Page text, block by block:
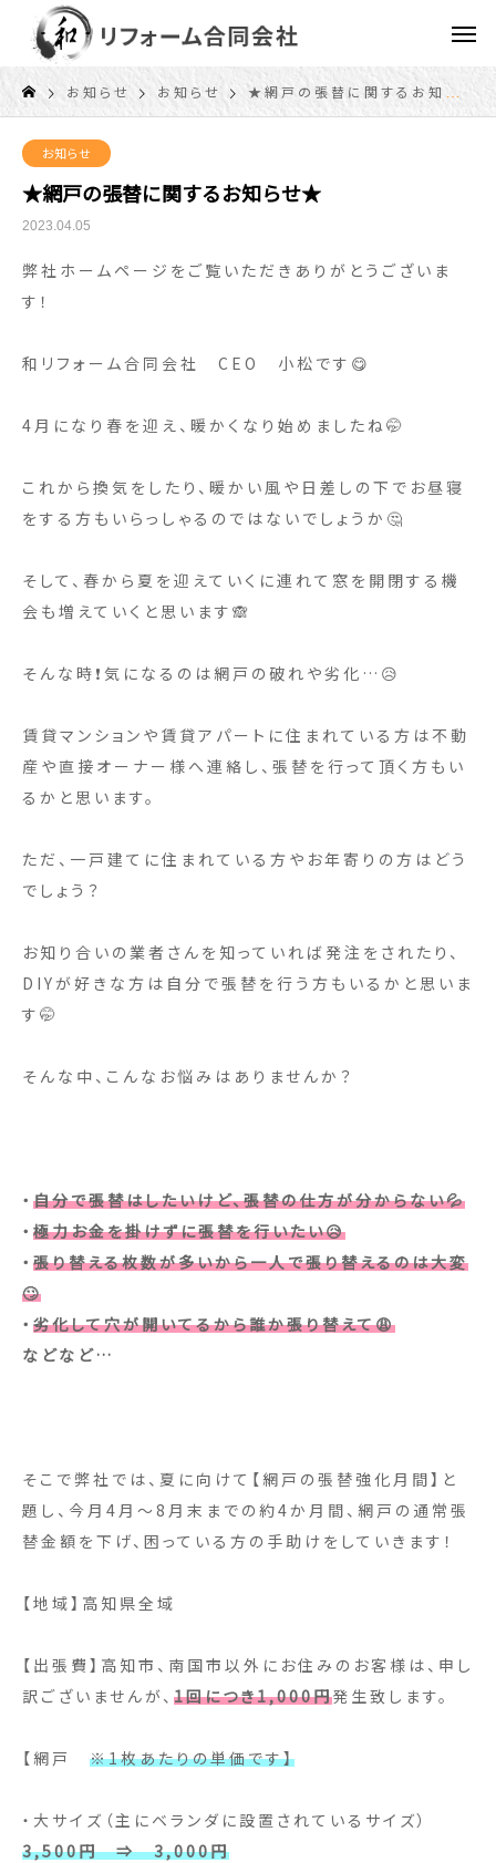
お知らせ お知らせ ★網戸の張替に関するお知らせ★
お知らせ
★網戸の張替に関するお知らせ★
2023.04.05
弊社ホームページをご覧いただきありがとうございま
す！
和リフォーム合同会社 CEO 小松です😋
4月になり春を迎え、暖かくなり始めましたね🤭
これから換気をしたり、暖かい風や日差しの下でお昼寝
をする方もいらっしゃるのではないでしょうか🤔
そして、春から夏を迎えていくに連れて窓を開閉する機
会も増えていくと思います🙈
そんな時❗気になるのは網戸の破れや劣化…😥
賃貸マンションや賃貸アパートに住まれている方は不動
産や直接オーナー様へ連絡し、張替を行って頂く方もい
るかと思います。
ただ、一戸建てに住まれている方やお年寄りの方はどう
でしょう？
お知り合いの業者さんを知っていれば発注をされたり、
DIYが好きな方は自分で張替を行う方もいるかと思いま
す🤭
そんな中、こんなお悩みはありませんか？
・ 自分で張替はしたいけど、張替の仕方が分からない💦
・ 極力お金を掛けずに張替を行いたい😥
・ 張り替える枚数が多いから一人で張り替えるのは大変
🙄
・ 劣化して穴が開いてるから誰か張り替えて😩
などなど…
そこで弊社では、夏に向けて【網戸の張替強化月間】と
題し、今月4月～8月末までの約4か月間、網戸の通常張
替金額を下げ、困っている方の手助けをしていきます！
【地域】高知県全域
【出張費】高知市、南国市以外にお住みのお客様は、申し
訳ございませんが、 1回につき1,000円発生致します。
【網戸 ※1枚あたりの単価です】
・大サイズ（主にベランダに設置されているサイズ）
3,500円 ⇒ 3,000円